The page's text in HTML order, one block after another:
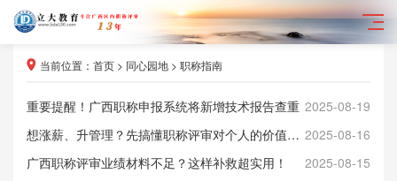
当前位置： 首页 > 同心园地 > 职称指南
2025-08-19
重要提醒！广西职称申报系统将新增技术报告查重
2025-08-16
想涨薪、升管理？先搞懂职称评审对个人的价值逻辑
2025-08-15
广西职称评审业绩材料不足？这样补救超实用！